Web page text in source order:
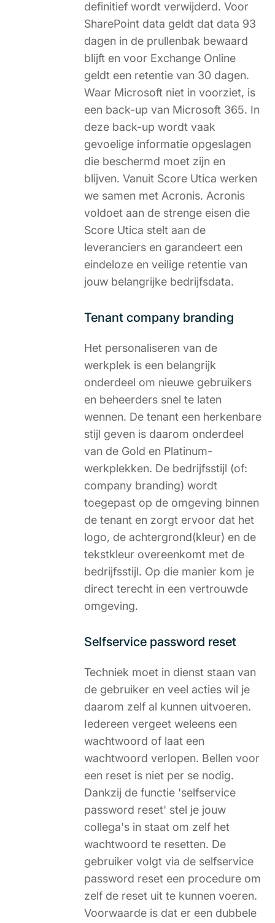
definitief wordt verwijderd. Voor
SharePoint data geldt dat data 93
dagen in de prullenbak bewaard
blijft en voor Exchange Online
geldt een retentie van 30 dagen.
Waar Microsoft niet in voorziet, is
een back-up van Microsoft 365. In
deze back-up wordt vaak
gevoelige informatie opgeslagen
die beschermd moet zijn en
blijven. Vanuit Score Utica werken
we samen met Acronis. Acronis
voldoet aan de strenge eisen die
Score Utica stelt aan de
leveranciers en garandeert een
eindeloze en veilige retentie van
jouw belangrijke bedrijfsdata.
Tenant company branding
Het personaliseren van de
werkplek is een belangrijk
onderdeel om nieuwe gebruikers
en beheerders snel te laten
wennen. De tenant een herkenbare
stijl geven is daarom onderdeel
van de Gold en Platinum-
werkplekken. De bedrijfsstijl (of:
company branding) wordt
toegepast op de omgeving binnen
de tenant en zorgt ervoor dat het
logo, de achtergrond(kleur) en de
tekstkleur overeenkomt met de
bedrijfsstijl. Op die manier kom je
direct terecht in een vertrouwde
omgeving.
Selfservice password reset
Techniek moet in dienst staan van
de gebruiker en veel acties wil je
daarom zelf al kunnen uitvoeren.
Iedereen vergeet weleens een
wachtwoord of laat een
wachtwoord verlopen. Bellen voor
een reset is niet per se nodig.
Dankzij de functie 'selfservice
password reset' stel je jouw
collega's in staat om zelf het
wachtwoord te resetten. De
gebruiker volgt via de selfservice
password reset een procedure om
zelf de reset uit te kunnen voeren.
Voorwaarde is dat er een dubbele